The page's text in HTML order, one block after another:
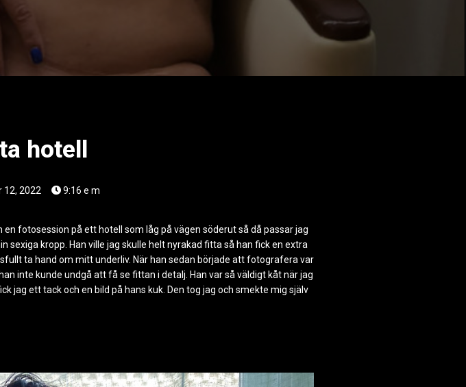
hotell
12, 2022 9:16 e m
fotosession på ett hotell som låg på vägen söderut så då passar jag
kropp. Han ville jag skulle helt nyrakad fitta så han fick en extra
ta hand om mitt underliv. När han sedan började att fotografera var
inte kunde undgå att få se fittan i detalj. Han var så väldigt kåt när jag
jag ett tack och en bild på hans kuk. Den tog jag och smekte mig själv